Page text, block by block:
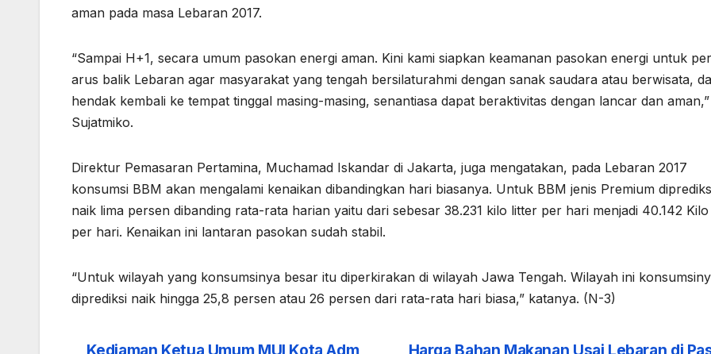
aman pada masa Lebaran 2017.
“Sampai H+1, secara umum pasokan energi aman. Kini kami siapkan keamanan pasokan energi untuk
arus balik Lebaran agar masyarakat yang tengah bersilaturahmi dengan sanak saudara atau berwisata,
hendak kembali ke tempat tinggal masing-masing, senantiasa dapat beraktivitas dengan lancar dan
Sujatmiko.
Direktur Pemasaran Pertamina, Muchamad Iskandar di Jakarta, juga mengatakan, pada Lebaran 2017
konsumsi BBM akan mengalami kenaikan dibandingkan hari biasanya. Untuk BBM jenis Premium
naik lima persen dibanding rata-rata harian yaitu dari sebesar 38.231 kilo litter per hari menjadi 40.142
per hari. Kenaikan ini lantaran pasokan sudah stabil.
“Untuk wilayah yang konsumsinya besar itu diperkirakan di wilayah Jawa Tengah. Wilayah ini
diprediksi naik hingga 25,8 persen atau 26 persen dari rata-rata hari biasa,” katanya. (N-3)
Harga Bahan Makanan Usai Lebaran di
Kediaman Ketua Umum MUI Kota Adm